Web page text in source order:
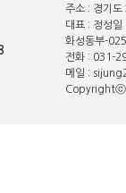
주소 : 경기
대표 : 정성
화성동부-
전화 : 031-
메일 :